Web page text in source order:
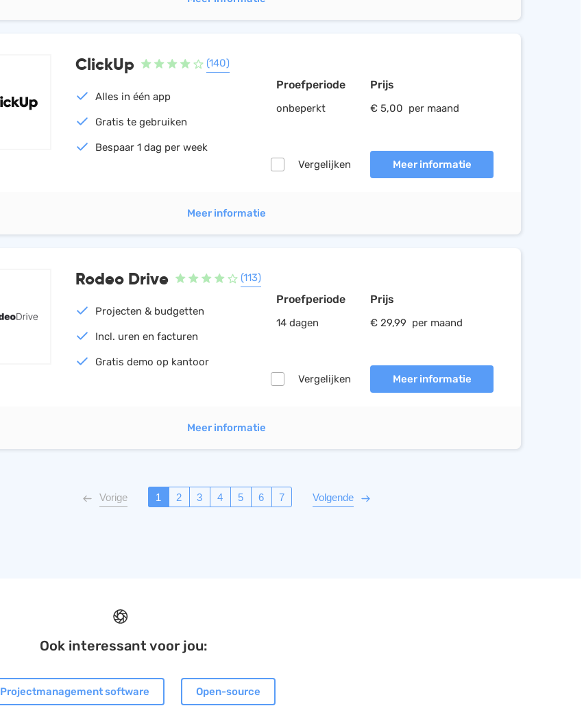
ClickUp (140)
Alles in één app
Gratis te gebruiken
Bespaar 1 dag per week
Proefperiode
onbeperkt
Vergelijken
Prijs
€ 5,00 per maand
Meer informatie
Meer informatie
Rodeo Drive (113)
Projecten & budgetten
Incl. uren en facturen
Gratis demo op kantoor
Proefperiode
14 dagen
Vergelijken
Prijs
€ 29,99 per maand
Meer informatie
Meer informatie
Vorige 1 2 3 4 5 6 7 Volgende
Ook interessant voor jou:
Projectmanagement software Open-source